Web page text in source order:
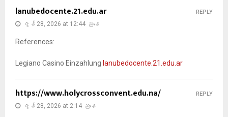
lanubedocente.21.edu.ar
ဇွန် 28, 2026 at 12:44 ညနေ
References:
Legiano Casino Einzahlung lanubedocente.21.edu.ar
REPLY
https://www.holycrossconvent.edu.na/
ဇွန် 28, 2026 at 2:14 ညနေ
REPLY